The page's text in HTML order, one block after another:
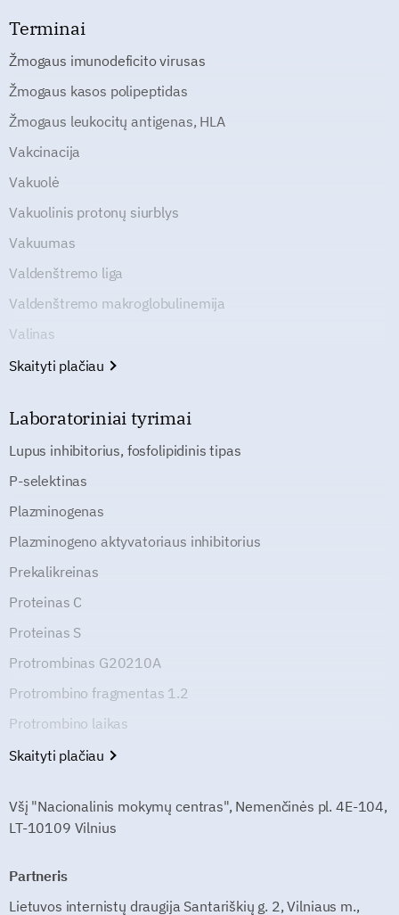
Terminai
Žmogaus imunodeficito virusas
Žmogaus kasos polipeptidas
Žmogaus leukocitų antigenas, HLA
Vakcinacija
Vakuolė
Vakuolinis protonų siurblys
Vakuumas
Valdenštremo liga
Valdenštremo makroglobulinemija
Valinas
Skaityti plačiau
Laboratoriniai tyrimai
Lupus inhibitorius, fosfolipidinis tipas
P-selektinas
Plazminogenas
Plazminogeno aktyvatoriaus inhibitorius
Prekalikreinas
Proteinas C
Proteinas S
Protrombinas G20210A
Protrombino fragmentas 1.2
Protrombino laikas
Skaityti plačiau
Všį "Nacionalinis mokymų centras", Nemenčinės pl. 4E-104,
LT-10109 Vilnius
Partneris
Lietuvos internistų draugija Santariškių g. 2, Vilniaus m.,